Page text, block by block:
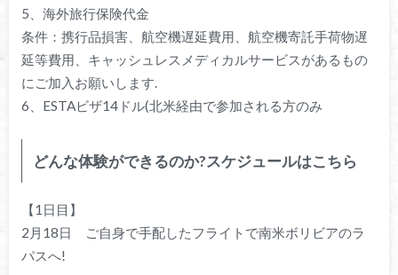
5、海外旅行保険代金
条件：携行品損害、航空機遅延費用、航空機寄託手荷物遅
延等費用、キャッシュレスメディカルサービスがあるもの
にご加入お願いします.
6、ESTAビザ14ドル(北米経由で参加される方のみ
どんな体験ができるのか?スケジュールはこちら
【1日目】
2月18日 ご自身で手配したフライトで南米ボリビアのラ
パスへ!